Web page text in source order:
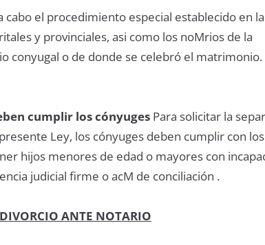
cabo el procedimiento especial establecido en la
y provinciales, asi como los noMrios de la
conyugal o de donde se celebró el matrimonio.
cumplir los cónyugesPara solicitar la
Ley, los cónyuges deben cumplir con los
hijos menores de edad o mayores con
judicial firme o acM de conciliación .
ANTE NOTARIO